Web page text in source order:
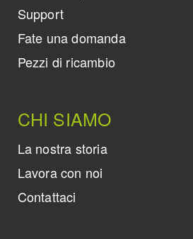
Support
Fate una domanda
Pezzi di ricambio
CHI SIAMO
La nostra storia
Lavora con noi
Contattaci